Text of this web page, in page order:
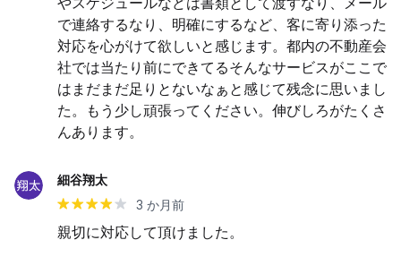
で連絡するなり、明確にするなど、客に寄り添った
対応を心がけて欲しいと感じます。都内の不動産会
社では当たり前にできてるそんなサービスがここで
はまだまだ足りとないなぁと感じて残念に思いまし
た。もう少し頑張ってください。伸びしろがたくさ
んあります。
細谷翔太
3 か月前
親切に対応して頂けました。